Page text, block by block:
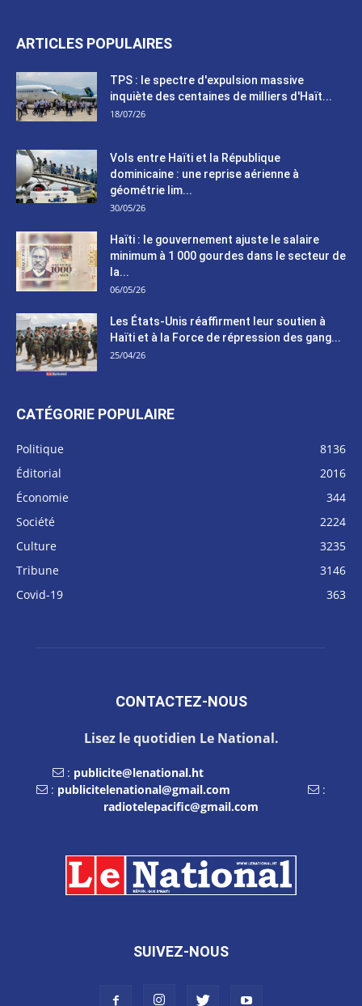
ARTICLES POPULAIRES
TPS : le spectre d'expulsion massive
inquiète des centaines de milliers d'Haït...
18/07/26
Vols entre Haïti et la République
dominicaine : une reprise aérienne à
géométrie lim...
30/05/26
Haïti : le gouvernement ajuste le salaire
minimum à 1 000 gourdes dans le secteur de
la...
06/05/26
Les États-Unis réaffirment leur soutien à
Haïti et à la Force de répression des gang...
25/04/26
CATÉGORIE POPULAIRE
Politique
8136
Éditorial
2016
Économie
344
Société
2224
Culture
3235
Tribune
3146
Covid-19
363
CONTACTEZ-NOUS
Lisez le quotidien Le National.
: publicite@lenational.ht
: publicitelenational@gmail.com
:
radiotelepacific@gmail.com
SUIVEZ-NOUS